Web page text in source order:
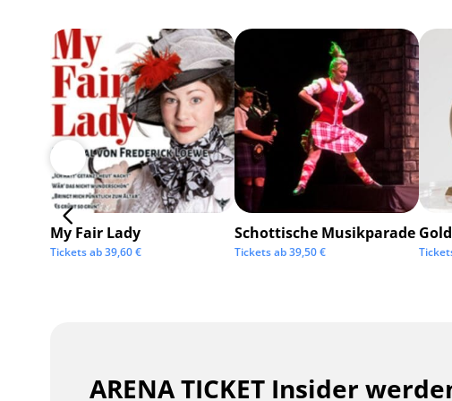
My Fair Lady
Tickets ab39,60€
Schottische Musikparade
Tickets ab39,50€
ARENA TICKET Insider